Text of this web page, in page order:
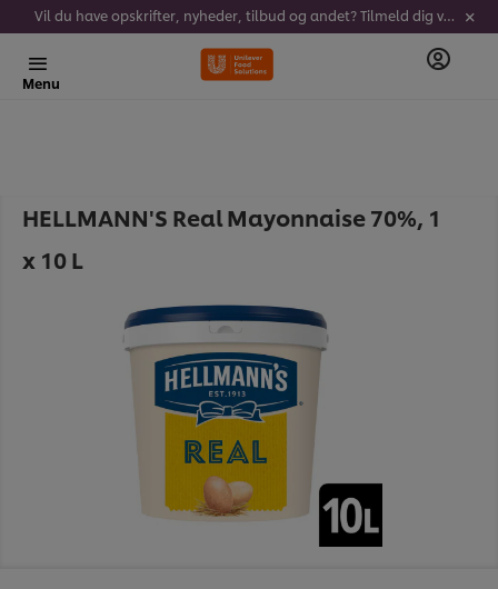
Vil du have opskrifter, nyheder, tilbud og andet? Tilmeld dig vores nyhedsbrev!
Menu
HELLMANN'S Real Mayonnaise 70%, 1
x 10 L